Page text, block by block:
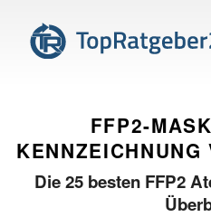
FFP2-
KENNZEICHNUNG
Die25 besten FFP2